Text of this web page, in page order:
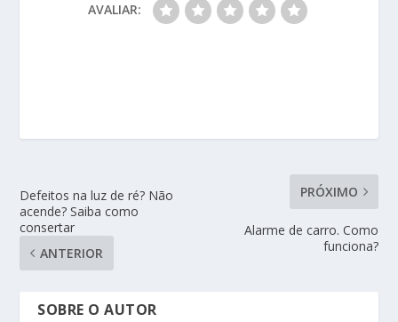
AVALIAR:
Defeitos na luz de ré? Não
acende? Saiba como
consertar
ANTERIOR
PRÓXIMO
Alarme de carro. Como
funciona?
SOBRE O AUTOR